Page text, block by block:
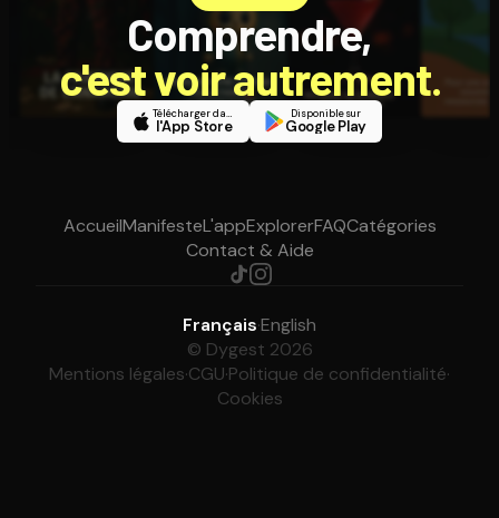
Comprendre,
c'est voir autrement.
Télécharger dans
l'App Store
Disponible sur
Google Play
AccueilManifesteL'appExplorerFAQCatégories
Contact & Aide
Français·English
© Dygest 2026
Mentions légales·CGU·Politique de confidentialité·
Cookies